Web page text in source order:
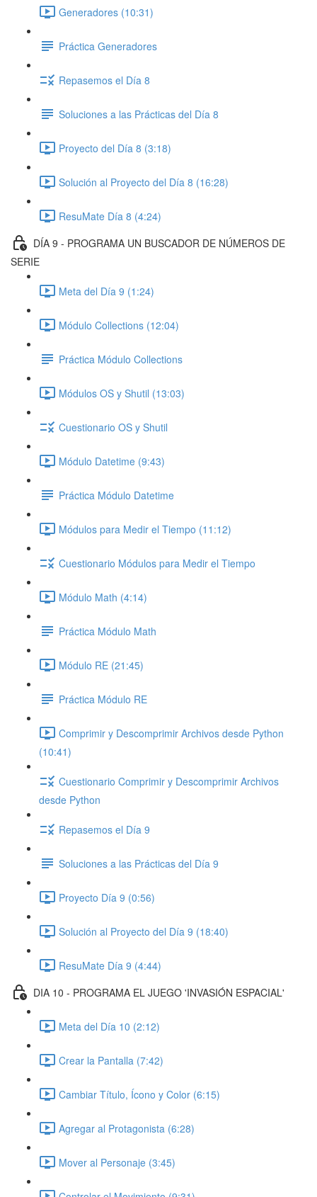
Generadores (10:31)
Práctica Generadores
Repasemos el Día 8
Soluciones a las Prácticas del Día 8
Proyecto del Día 8 (3:18)
Solución al Proyecto del Día 8 (16:28)
ResuMate Día 8 (4:24)
DÍA 9 - PROGRAMA UN BUSCADOR DE NÚMEROS DE
SERIE
Meta del Día 9 (1:24)
Módulo Collections (12:04)
Práctica Módulo Collections
Módulos OS y Shutil (13:03)
Cuestionario OS y Shutil
Módulo Datetime (9:43)
Práctica Módulo Datetime
Módulos para Medir el Tiempo (11:12)
Cuestionario Módulos para Medir el Tiempo
Módulo Math (4:14)
Práctica Módulo Math
Módulo RE (21:45)
Práctica Módulo RE
Comprimir y Descomprimir Archivos desde Python
(10:41)
Cuestionario Comprimir y Descomprimir Archivos
desde Python
Repasemos el Día 9
Soluciones a las Prácticas del Día 9
Proyecto Día 9 (0:56)
Solución al Proyecto del Día 9 (18:40)
ResuMate Día 9 (4:44)
DIA 10 - PROGRAMA EL JUEGO 'INVASIÓN ESPACIAL'
Meta del Día 10 (2:12)
Crear la Pantalla (7:42)
Cambiar Título, Ícono y Color (6:15)
Agregar al Protagonista (6:28)
Mover al Personaje (3:45)